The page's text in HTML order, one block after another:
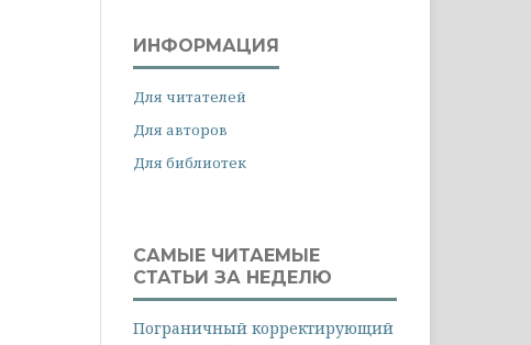
ИНФОРМАЦИЯ
Для читателей
Для авторов
Для библиотек
САМЫЕ ЧИТАЕМЫЕ
СТАТЬИ ЗА НЕДЕЛЮ
Пограничный корректирующий